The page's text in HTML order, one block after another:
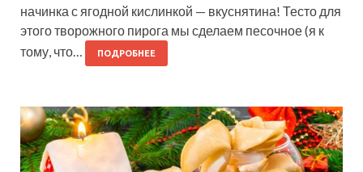
начинка с ягодной кислинкой — вкуснятина! Тесто для
этого творожного пирога мы сделаем песочное (я к
тому, что…
ПОДРОБНЕЕ